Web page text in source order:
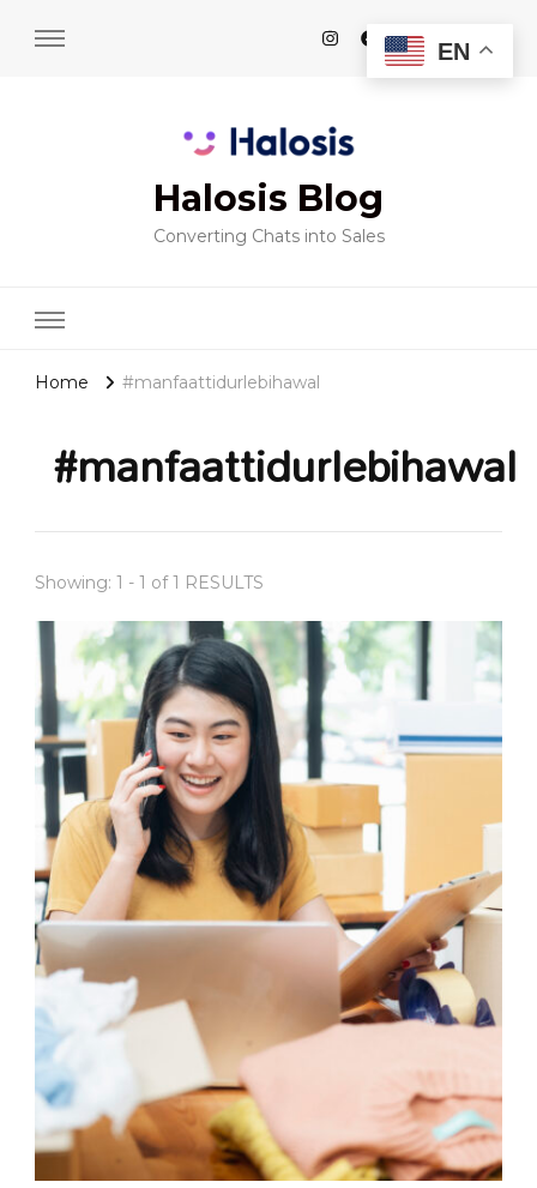
Halosis Blog
Converting Chats into Sales
Home #manfaattidurlebihawal
#manfaattidurlebihawal
Showing: 1 - 1 of 1 RESULTS
EN